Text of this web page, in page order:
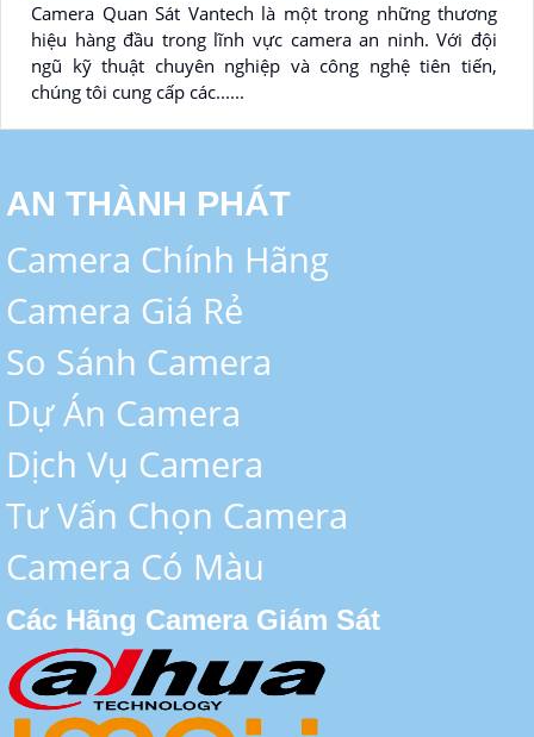
Camera Quan Sát Vantech là một trong những thương
hiệu hàng đầu trong lĩnh vực camera an ninh. Với đội
ngũ kỹ thuật chuyên nghiệp và công nghệ tiên tiến,
chúng tôi cung cấp các......
AN THÀNH PHÁT
Camera Chính Hãng
Camera Giá Rẻ
So Sánh Camera
Dự Án Camera
Dịch Vụ Camera
Tư Vấn Chọn Camera
Camera Có Màu
Các Hãng Camera Giám Sát